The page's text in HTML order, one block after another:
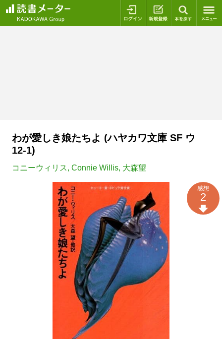
ログイン 新規登録
わが愛しき娘たちよ (ハヤカワ文庫 SF ウ
12-1)
コニーウィリス, Connie Willis, 大森望
感想
2